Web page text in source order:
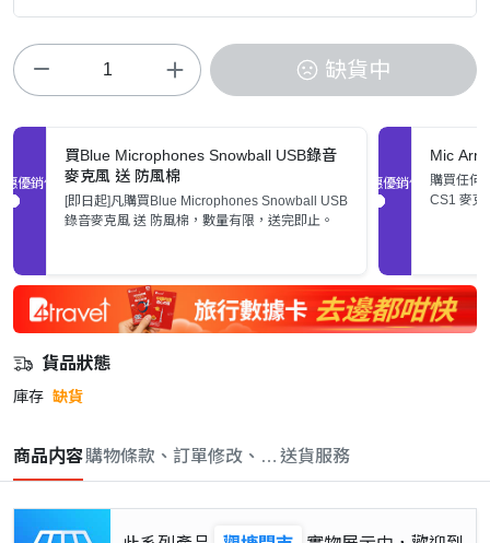
缺貨中
促銷優惠
買Blue Microphones Snowball USB錄音
麥克風 送 防風棉
[即日起]凡購買Blue Microphones Snowball USB
錄音麥克風 送 防風棉，數量有限，送完即止。
促銷優惠
Mic
購買任何
CS1 麥克
貨品狀態
庫存 缺貨
商品内容購物條款、訂單修改、取消與退款政策
送貨服務